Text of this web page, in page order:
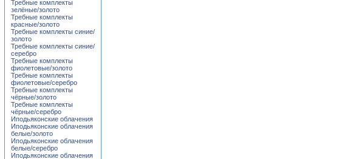
Требные комплекты
зелёные/золото
Требные комплекты
красные/золото
Требные комплекты синие/
золото
Требные комплекты синие/
серебро
Требные комплекты
фиолетовые/золото
Требные комплекты
фиолетовые/серебро
Требные комплекты
чёрные/золото
Требные комплекты
чёрные/серебро
Иподьяконские облачения
Иподьяконские облачения
белые/золото
Иподьяконские облачения
белые/серебро
Иподьяконские облачения